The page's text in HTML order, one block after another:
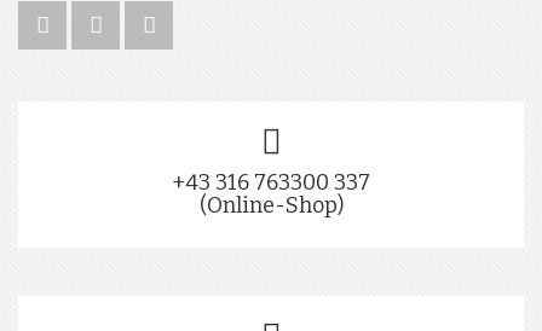
+43 316 763300 337
(Online-Shop)